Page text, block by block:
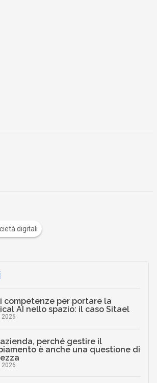
digitali
competenze per portare la
AI nello spazio: il caso Sitael
2026
perché gestire il
è anche una questione di
2026